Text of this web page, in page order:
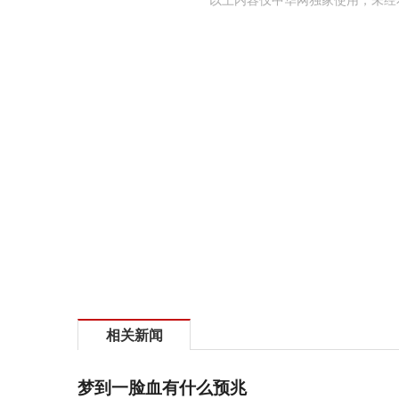
相关新闻
梦到一脸血有什么预兆